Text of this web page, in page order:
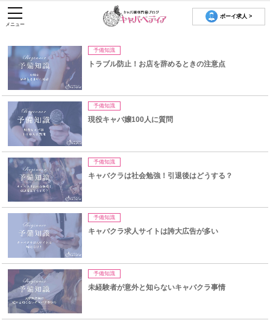
ボーイ求人 >
メニュー
予備知識
トラブル防止！お店を辞めるときの注意点
予備知識
現役キャバ嬢100人に質問
予備知識
キャバクラは社会勉強！引退後はどうする？
予備知識
キャバクラ求人サイトは誇大広告が多い
予備知識
未経験者が意外と知らないキャバクラ事情